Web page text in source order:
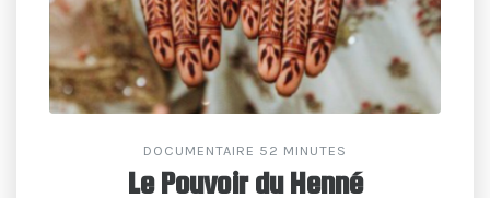
DOCUMENTAIRE 52 MINUTES
Le Pouvoir du Henné